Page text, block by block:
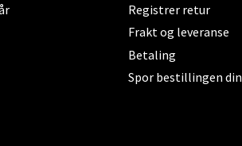
Registrer retur
Frakt og leveranse
Betaling
Spor bestillingen din